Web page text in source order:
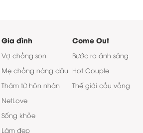
Gia đình
Vợ chồng son
Mẹ chồng nàng dâu
Thám tử hôn nhân
NetLove
Sống khỏe
Làm đẹp
Come Out
Bước ra ánh sáng
Hot Couple
Thế giới cầu vồng